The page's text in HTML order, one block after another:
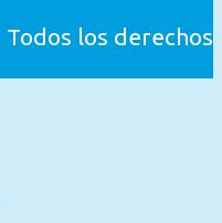
los derechos